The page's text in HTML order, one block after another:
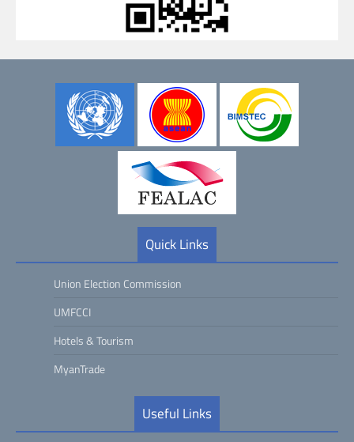
Quick Links
Union Election Commission
UMFCCI
Hotels & Tourism
MyanTrade
Useful Links